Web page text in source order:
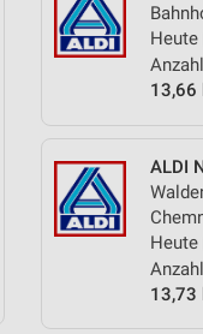
Heute
13,66
ALDI
Heute
13,73